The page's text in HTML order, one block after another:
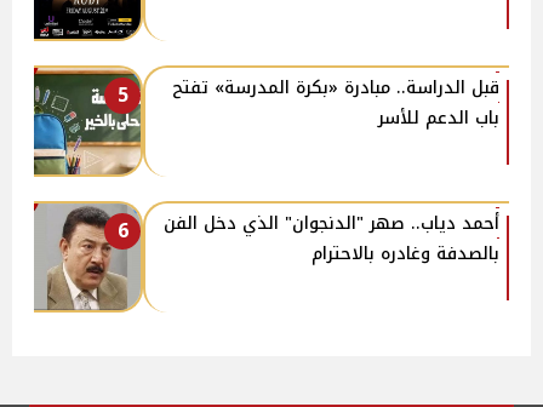
5
قبل الدراسة.. مبادرة «بكرة المدرسة» تفتح
باب الدعم للأسر
6
أحمد دياب.. صهر "الدنجوان" الذي دخل الفن
بالصدفة وغادره بالاحترام